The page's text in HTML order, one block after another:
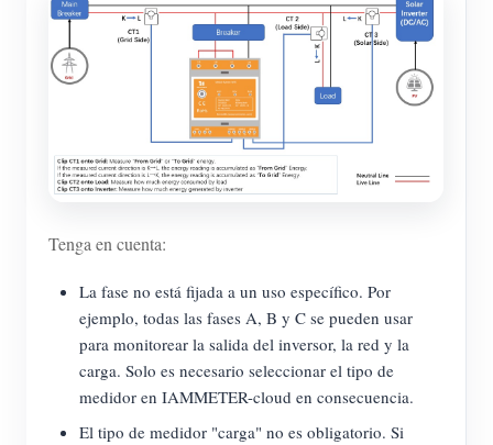
Tenga en cuenta:
La fase no está fijada a un uso específico. Por
ejemplo, todas las fases A, B y C se pueden usar
para monitorear la salida del inversor, la red y la
carga. Solo es necesario seleccionar el tipo de
medidor en IAMMETER-cloud en consecuencia.
El tipo de medidor "carga" no es obligatorio. Si